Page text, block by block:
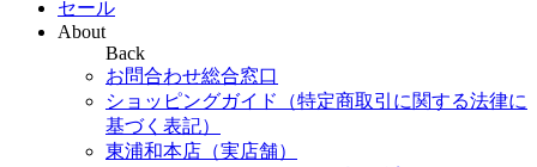
セール
About
Back
お問合わせ総合窓口
ショッピングガイド（特定商取引に関する法律に
基づく表記）
東浦和本店（実店舗）